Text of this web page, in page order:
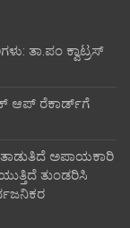
ತಾ.ಪಂ ಕ್ವಾಟ್ರಸ್
ಆಪ್ ರೆಕಾರ್ಡ್‌ಗೆ
ಅಪಾಯಕಾರಿ
ತುಂಡರಿಸಿ